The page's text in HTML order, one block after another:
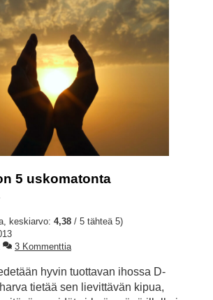
5 uskomatonta
keskiarvo: 4,38 / 5 tähteä 5)
3 Kommenttia
hyvin tuottavan ihossa D-
tietää sen lievittävän kipua,